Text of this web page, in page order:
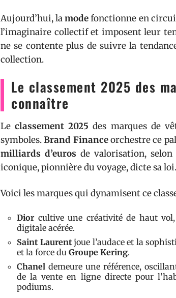
Aujourd’hui, lamodefonctionne en
l’imaginaire collectif et imposent leur
ne se contente plus de suivre la
collection.
Le classement 2025 des
connaître
Leclassement 2025 des marques de
symboles.Brand Financeorchestre ce
milliards d’euros de valorisation, selon
iconique, pionnière du voyage, dicte sa
Voici les marques qui dynamisent ce
Dior cultive une créativité de haut
digitale acérée.
Saint Laurentjoue l’audace et la
et la force du Groupe Kering.
Chanel demeure une référence,
de la vente en ligne directe pour
podiums.